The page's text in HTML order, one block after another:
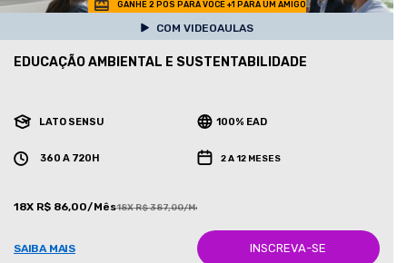
GANHE 2 POS PARA VOCE +1 PARA UM AMIGO
COM VIDEOAULAS
EDUCAÇÃO AMBIENTAL E SUSTENTABILIDADE
LATO SENSU 100% EAD
360 A 720H 2 A 12 MESES
18X R$ 86,00/Mês18X R$ 387,00/Mês
SAIBA MAIS INSCREVA-SE